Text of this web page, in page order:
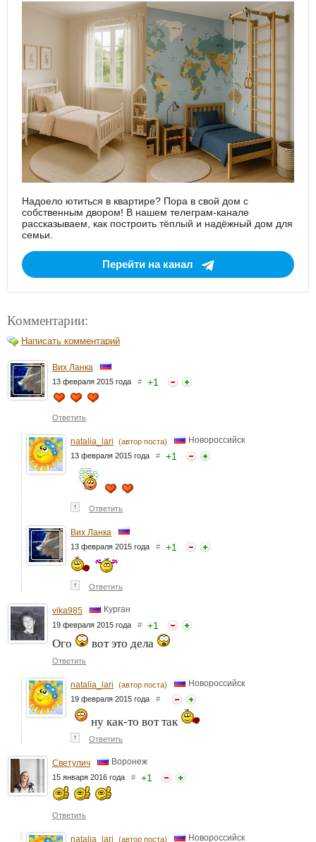
Надоело ютиться в квартире? Пора в свой дом с
собственным двором! В нашем телеграм-канале
рассказываем, как построить тёплый и надёжный дом для
семьи.
Перейти на канал
Комментарии:
Написать комментарий
Вих Ланка
13 февраля 2015 года # +1
Ответить
natalia_lari (автор поста) Новороссийск
13 февраля 2015 года # +1
↑ Ответить
Вих Ланка
13 февраля 2015 года # +1
↑ Ответить
vika985 Курган
19 февраля 2015 года # +1
Ого вот это дела
Ответить
natalia_lari (автор поста) Новороссийск
19 февраля 2015 года #
ну как-то вот так
↑ Ответить
Светулич Воронеж
15 января 2016 года # +1
Ответить
natalia_lari (автор поста) Новороссийск